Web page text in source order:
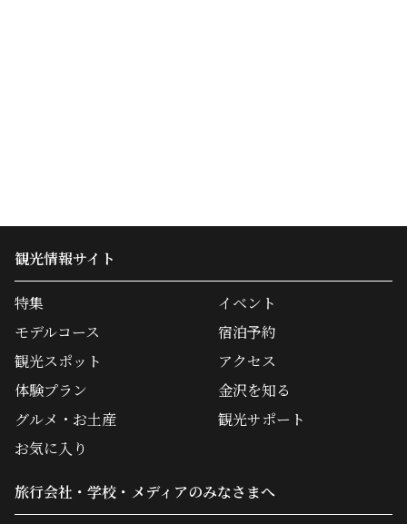
観光情報サイト
特集
モデルコース
観光スポット
体験プラン
グルメ・お土産
イベント
宿泊予約
アクセス
金沢を知る
観光サポート
お気に入り
旅行会社・学校・メディアのみなさまへ